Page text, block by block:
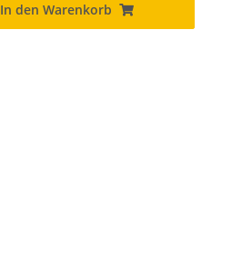
In den Warenkorb